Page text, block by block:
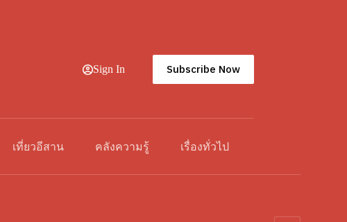
Sign In Subscribe Now
เที่ยวอีสาน คลังความรู้ เรื่องทั่วไป